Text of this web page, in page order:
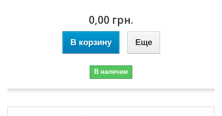
0,00 грн.
В корзину Еще
В наличии